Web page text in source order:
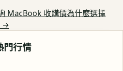
MacBook 收購價為什麼選擇
→
門行情